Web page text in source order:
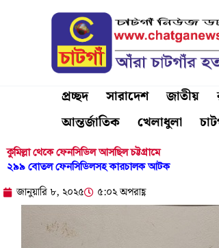
প্রচ্ছদ সারাদেশ জাতীয়
আন্তর্জাতিক
খেলাধুলা
কুমিল্লা থেকে ফেনসিডিল আসছিল চট্টগ্রামে
২৯৯ বোতল ফেনসিডিলসহ কারচালক আটক
জানুয়ারি ৮, ২০২৫ ৫:০২ অপরাহ্ণ